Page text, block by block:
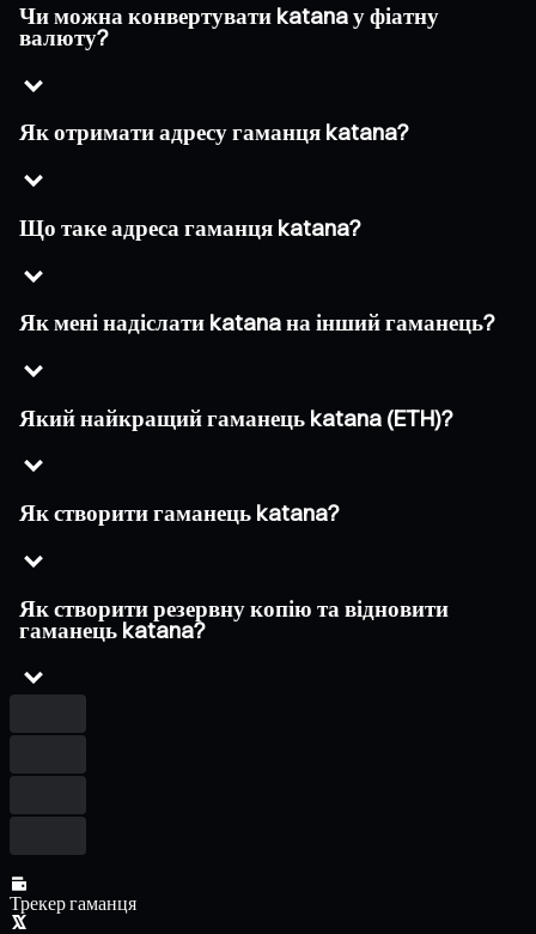
Чи можна конвертувати katana у фіатну
валюту?
Як отримати адресу гаманця katana?
Що таке адреса гаманця katana?
Як мені надіслати katana на інший гаманець?
Який найкращий гаманець katana (ETH)?
Як створити гаманець katana?
Як створити резервну копію та відновити
гаманець katana?
Трекер гаманця